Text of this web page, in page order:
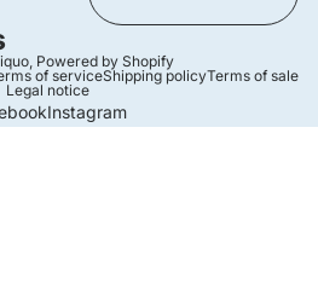
, Powered by Shopify
of serviceShipping policyTerms of sale
Legal notice
Instagram